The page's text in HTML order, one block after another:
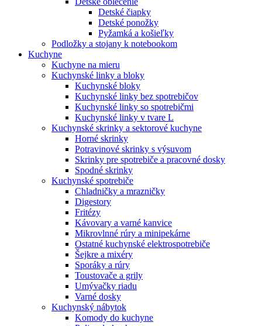
Detské čiapky
Detské ponožky
Pyžamká a košieľky
Podložky a stojany k notebookom
Kuchyne
Kuchyne na mieru
Kuchynské linky a bloky
Kuchynské bloky
Kuchynské linky bez spotrebičov
Kuchynské linky so spotrebičmi
Kuchynské linky v tvare L
Kuchynské skrinky a sektorové kuchyne
Horné skrinky
Potravinové skrinky s výsuvom
Skrinky pre spotrebiče a pracovné dosky
Spodné skrinky
Kuchynské spotrebiče
Chladničky a mrazničky
Digestory
Fritézy
Kávovary a varné kanvice
Mikrovlnné rúry a minipekárne
Ostatné kuchynské elektrospotrebiče
Šejkre a mixéry
Sporáky a rúry
Toustovače a grily
Umývačky riadu
Varné dosky
Kuchynský nábytok
Komody do kuchyne